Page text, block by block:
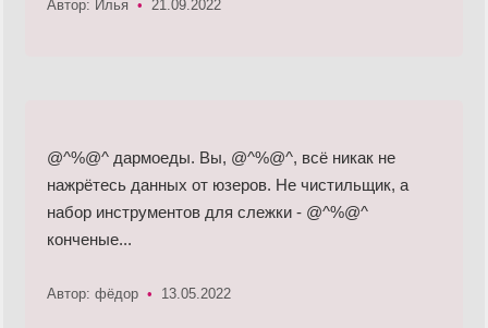
Автор: Илья • 21.09.2022
@^%@^ дармоеды. Вы, @^%@^, всё никак не
нажрётесь данных от юзеров. Не чистильщик, а
набор инструментов для слежки - @^%@^
конченые...
Автор: фёдор • 13.05.2022